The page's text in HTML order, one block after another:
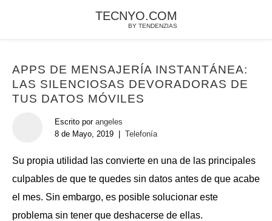
TECNYO.COM
BY TENDENZIAS
APPS DE MENSAJERÍA INSTANTÁNEA:
LAS SILENCIOSAS DEVORADORAS DE
TUS DATOS MÓVILES
Escrito por angeles
8 de Mayo, 2019 | Telefonía
Su propia utilidad las convierte en una de las principales
culpables de que te quedes sin datos antes de que acabe
el mes. Sin embargo, es posible solucionar este
problema sin tener que deshacerse de ellas.